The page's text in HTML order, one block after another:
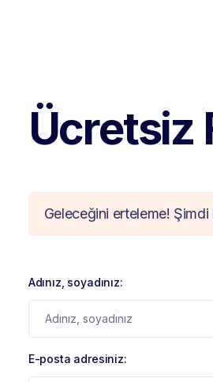
Ücretsiz
Geleceğini erteleme!
Adınız, soyadınız:
E-posta adresiniz: